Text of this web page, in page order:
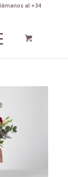
al +34